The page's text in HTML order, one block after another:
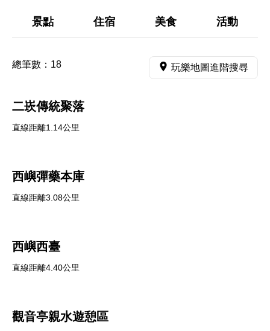
景點 住宿 美食 活動
總筆數： 18 玩樂地圖進階搜尋
二崁傳統聚落
直線距離1.14公里
西嶼彈藥本庫
直線距離3.08公里
西嶼西臺
直線距離4.40公里
觀音亭親水遊憩區